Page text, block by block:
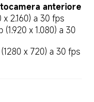
anteriore
2.160) a 30 fps
x 1.080) a 30
x 720) a 30 fps